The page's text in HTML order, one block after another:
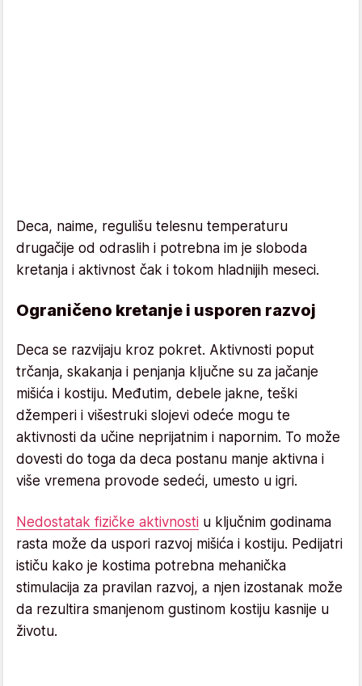
Deca, naime, regulišu telesnu temperaturu
drugačije od odraslih i potrebna im je sloboda
kretanja i aktivnost čak i tokom hladnijih meseci.
Ograničeno kretanje i usporen razvoj
Deca se razvijaju kroz pokret. Aktivnosti poput
trčanja, skakanja i penjanja ključne su za jačanje
mišića i kostiju. Međutim, debele jakne, teški
džemperi i višestruki slojevi odeće mogu te
aktivnosti da učine neprijatnim i napornim. To može
dovesti do toga da deca postanu manje aktivna i
više vremena provode sedeći, umesto u igri.
Nedostatak fizičke aktivnosti u ključnim godinama
rasta može da uspori razvoj mišića i kostiju. Pedijatri
ističu kako je kostima potrebna mehanička
stimulacija za pravilan razvoj, a njen izostanak može
da rezultira smanjenom gustinom kostiju kasnije u
životu.